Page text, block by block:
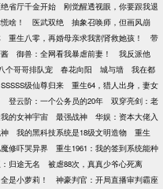
省厅千金开始
刚觉醒透视眼，你要跟我退
啥！ 医武双绝
抽象召唤师，但画风崩
重生八零，再婚母亲求我割肾救她孩！
带
御兽：全网看我暴虐前妻！
我反派他
个哥哥排队宠 春花向阳 城与墙
我在都
级仙尊归来
重生64，猎人出身，妻女
登云阶：一个公务员的20年
双穿亮剑：老
的女神宇宙 最强战神
华娱：资本大佬入
我的黑科技系统是18级文明造物
重生
修吓哭异界
重生1961：我的签到系统能种
归途无名
被虐88次，真真少爷心死离
是小萝莉！
神豪判官：开局直播审判霸座